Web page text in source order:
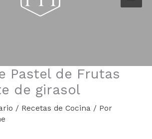
Pastel de Frutas
de girasol
/ Recetas de Cocina / Por